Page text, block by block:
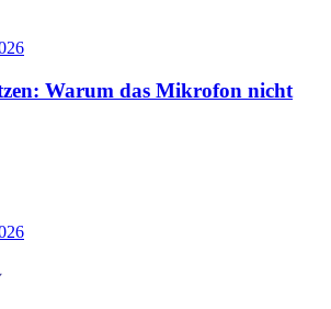
Warum das Mikrofon nicht